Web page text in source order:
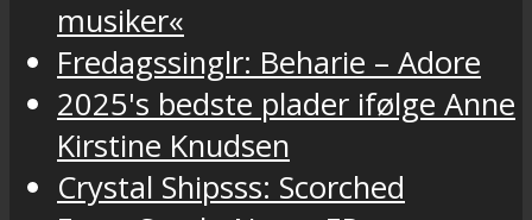
musiker«
Fredagssinglr: Beharie – Adore
2025's bedste plader ifølge Anne
Kirstine Knudsen
Crystal Shipsss: Scorched